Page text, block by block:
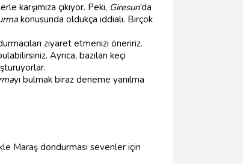
karşımıza çıkıyor. Peki, Giresun’da
konusunda oldukça iddialı. Birçok
ziyaret etmenizi öneririz.
Ayrıca, bazıları keçi
yı bulmak biraz deneme yanılma
Maraş dondurması sevenler için